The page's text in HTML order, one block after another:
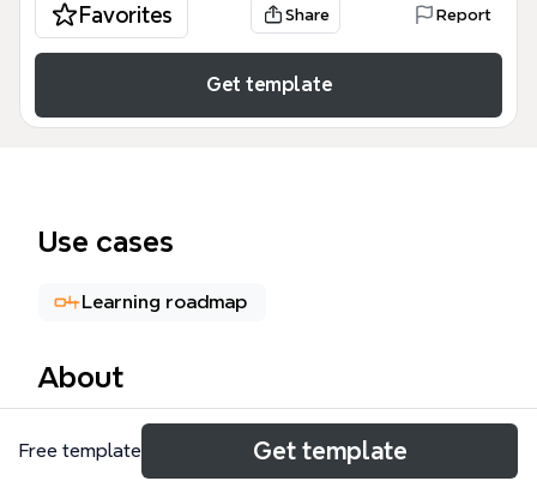
Favorites Share Report
Get template
Use cases
Learning roadmap
About
Мадина Интенсив mind map — это
структурированный план обучения,
Free template Get template